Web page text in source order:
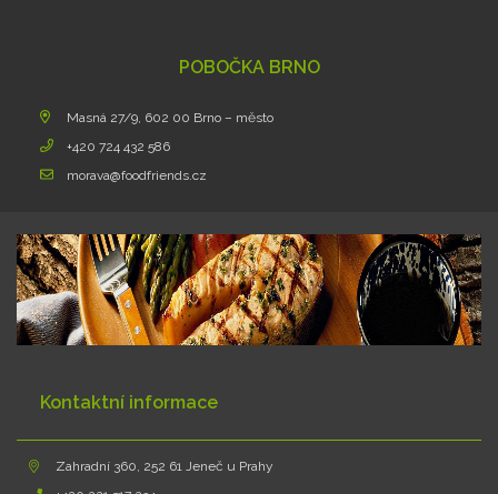
POBOČKA BRNO
Masná 27/9, 602 00 Brno – město
+420 724 432 586
morava@foodfriends.cz
Kontaktní informace
Zahradní 360, 252 61 Jeneč u Prahy